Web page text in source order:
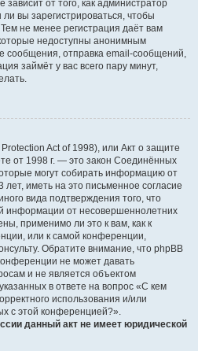
от того, как администратор
вы зарегистрироваться, чтобы
не менее регистрация даёт вам
недоступны анонимным
сообщения, отправка email-сообщений,
займёт у вас всего пару минут,
Act of 1998), или Акт о защите
от 1998 г. — это закон Соединённых
могут собирать информацию от
иметь на это письменное согласие
вида подтверждения того, что
информации от несовершеннолетних
применимо ли это к вам, как к
или к самой конференции,
Обратите внимание, что phpBB
не может давать
и не является объектом
в ответе на вопрос «С кем
использования и/или
с этой конференцией?».
данный акт не имеет юридической